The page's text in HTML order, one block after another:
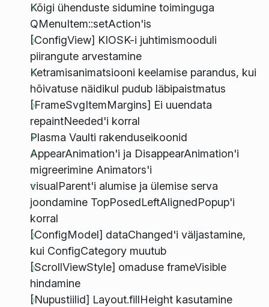
Kõigi ühenduste sidumine toiminguga
QMenuItem::setAction'is
[ConfigView] KIOSK-i juhtimismooduli
piirangute arvestamine
Ketramisanimatsiooni keelamise parandus, kui
hõivatuse näidikul pudub läbipaistmatus
[FrameSvgItemMargins] Ei uuendata
repaintNeeded'i korral
Plasma Vaulti rakenduseikoonid
AppearAnimation'i ja DisappearAnimation'i
migreerimine Animators'i
visualParent'i alumise ja ülemise serva
joondamine TopPosedLeftAlignedPopup'i
korral
[ConfigModel] dataChanged'i väljastamine,
kui ConfigCategory muutub
[ScrollViewStyle] omaduse frameVisible
hindamine
[Nupustiilid] Layout.fillHeight kasutamine